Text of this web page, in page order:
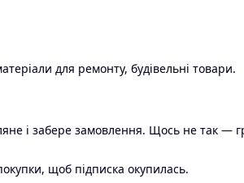
для ремонту, будівельні товари.
і забере замовлення. Щось не так —
щоб підписка окупилась.